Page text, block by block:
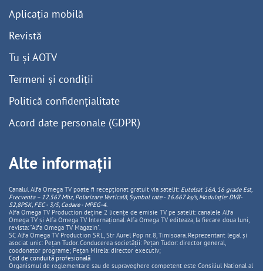
Aplicația mobilă
Revistă
Tu și AOTV
Termeni și condiții
Politică confidențialitate
Acord date personale (GDPR)
Alte informații
Canalul Alfa Omega TV poate fi recepționat gratuit via satelit: Eutelsat 16A, 16 grade Est,
Frecventa – 12.567 Mhz, PolarizareVerticală, Symbol rate - 16.667 ks/s, Modulație: DVB-
S2,8PSK, FEC - 3/5, Codare - MPEG-4.
Alfa Omega TV Production deține 2 licențe de emisie TV pe satelit: canalele Alfa
Omega TV și Alfa Omega TV Internațional. Alfa Omega TV editeaza, la fiecare doua luni,
revista: "Alfa Omega TV Magazin".
SC Alfa Omega TV Production SRL, Str Aurel Pop nr. 8, Timisoara. Reprezentant legal și
asociat unic: Pețan Tudor. Conducerea societății: Pețan Tudor: director general,
coodonator programe; Pețan Mirela: director executiv;
Cod de conduită profesională
Organismul de reglementare sau de supraveghere competent este Consiliul National al